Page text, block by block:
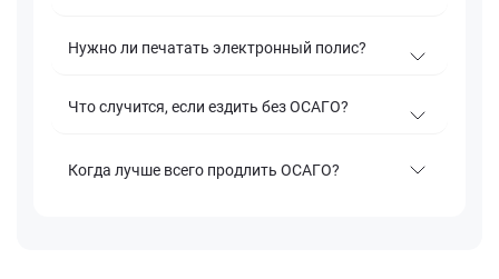
Нужно ли печатать электронный полис?
Что случится, если ездить без ОСАГО?
Когда лучше всего продлить ОСАГО?